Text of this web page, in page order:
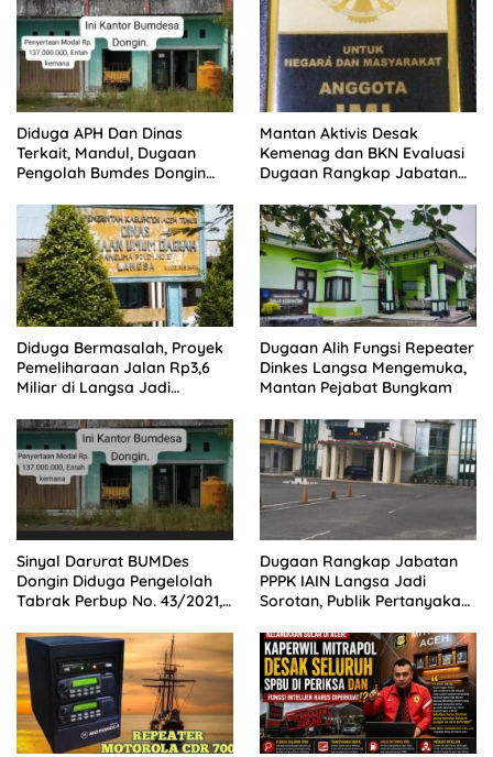
Diduga APH Dan Dinas
Terkait, Mandul, Dugaan
Pengolah Bumdes Dongin
Program Pemerintah.
Mantan Aktivis Desak
Kemenag dan BKN Evaluasi
Dugaan Rangkap Jabatan
Diduga Bermasalah, Proyek
Pemeliharaan Jalan Rp3,6
Miliar di Langsa Jadi
Dugaan Alih Fungsi Repeater
Dinkes Langsa Mengemuka,
Mantan Pejabat Bungkam
Sinyal Darurat BUMDes
Dongin Diduga Pengelolah
Tabrak Perbup No. 43/2021,
Kontrol Sosial Desak APH
Usut Tuntas.
Dugaan Rangkap Jabatan
PPPK IAIN Langsa Jadi
Sorotan, Publik Pertanyakan